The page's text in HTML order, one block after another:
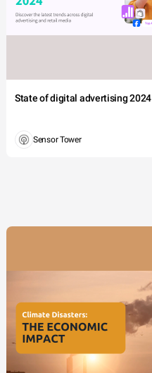
State of digital advertising 2024
Sensor Tower